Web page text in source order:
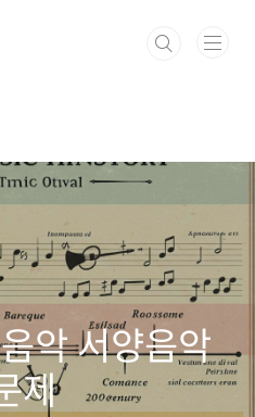
악 서양음악
제